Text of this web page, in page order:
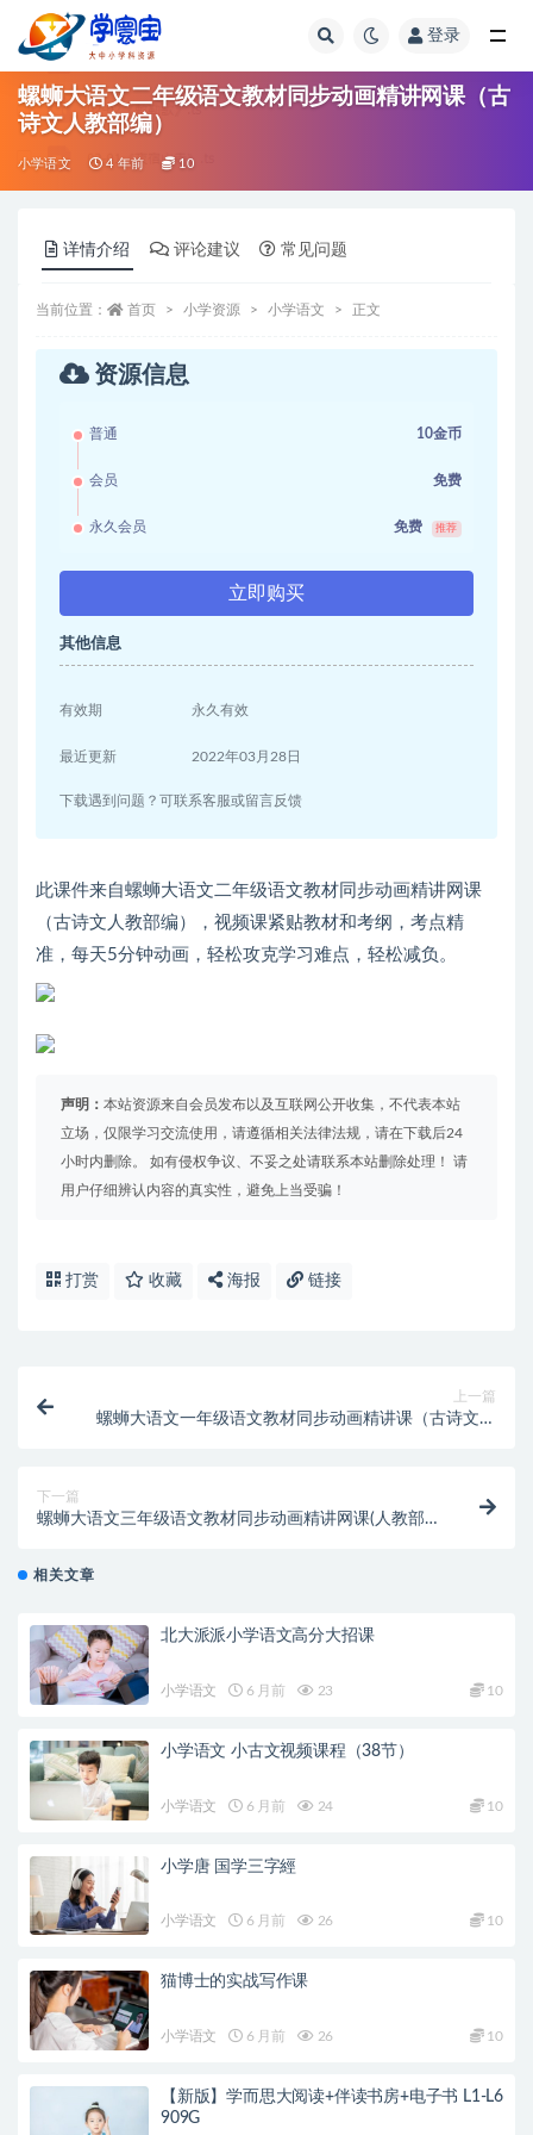
登录
螺蛳大语文二年级语文教材同步动画精讲网课（古
诗文人教部编）
小学语文 4 年前 10
详情介绍 评论建议 常见问题
当前位置： 首页 小学资源 小学语文 正文
资源信息
普通 10金币
会员 免费
永久会员 免费 推荐
立即购买
其他信息
有效期 永久有效
最近更新 2022年03月28日
下载遇到问题？可联系客服或留言反馈
此课件来自螺蛳大语文二年级语文教材同步动画精讲网课
（古诗文人教部编），视频课紧贴教材和考纲，考点精
准，每天5分钟动画，轻松攻克学习难点，轻松减负。
声明： 本站资源来自会员发布以及互联网公开收集，不代表本站
立场，仅限学习交流使用，请遵循相关法律法规，请在下载后24
小时内删除。 如有侵权争议、不妥之处请联系本站删除处理！ 请
用户仔细辨认内容的真实性，避免上当受骗！
打赏 收藏 海报 链接
上一篇
螺蛳大语文一年级语文教材同步动画精讲课（古诗文人
下一篇
螺蛳大语文三年级语文教材同步动画精讲网课(人教部
相关文章
北大派派小学语文高分大招课
小学语文 6 月前 23 10
小学语文 小古文视频课程（38节）
小学语文 6 月前 24 10
小学唐 国学三字經
小学语文 6 月前 26 10
猫博士的实战写作课
小学语文 6 月前 26 10
【新版】学而思大阅读+伴读书房+电子书 L1-L6
909G
全部